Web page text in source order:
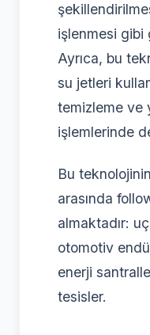
işlenmesi gibi
Ayrıca, bu
su jetleri
temizleme ve
işlemlerinde
Bu
arasında
almaktadır:
otomotiv
enerji
tesisler.